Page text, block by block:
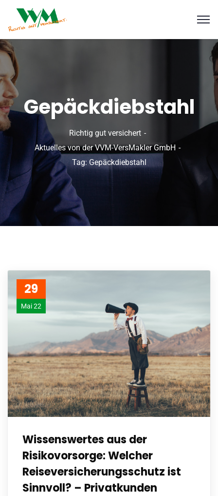
Gepäckdiebstahl
Richtig gut versichert
Aktuelles von der VVM-VersMakler GmbH
Tag: Gepäckdiebstahl
29
Mai 22
Wissenswertes aus der
Risikovorsorge: Welcher
Reiseversicherungsschutz ist
Sinnvoll? – Privatkunden